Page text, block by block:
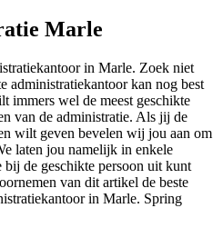
Marle
in Marle. Zoek niet
administratiekantoor kan nog best
immers wel de meest geschikte
van de administratie. Als jij de
wilt geven bevelen wij jou aan om
laten jou namelijk in enkele
bij de geschikte persoon uit kunt
van dit artikel de beste
in Marle. Spring